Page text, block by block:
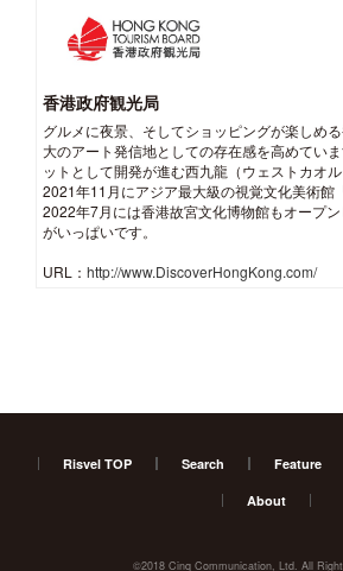
香港政府観光局
グルメに夜景、そしてショッピングが楽しめ
大のアート発信地としての存在感を高めてい
ットとして開発が進む西九龍（ウェストカオル
2021年11月にアジア最大級の視覚文化美術館
2022年7月には香港故宮文化博物館もオープ
がいっぱいです。
URL： http://www.DiscoverHongKong.com/
Risvel TOP Search Feature
About
©2018 Cinq Communication, Ltd. All